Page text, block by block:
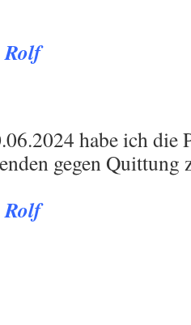
Rolf
habe ich die
gegen Quittung
Rolf